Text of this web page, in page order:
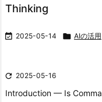
Thinking
 2025-05-14  AIの活用
 2025-05-16
Introduction — Is